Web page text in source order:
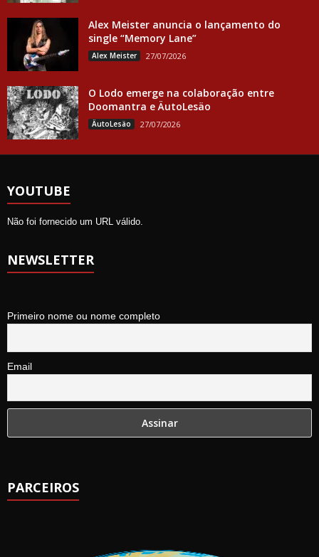
Alex Meister anuncia o lançamento do
single “Memory Lane”
Alex Meister 27/07/2026
O Lodo emerge na colaboração entre
Doomantra e ÄutoLesäo
ÄutoLesäo 27/07/2026
YOUTUBE
Não foi fornecido um URL válido.
NEWSLETTER
Primeiro nome ou nome completo
Email
PARCEIROS